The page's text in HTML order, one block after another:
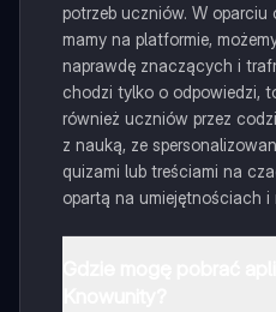
potrzeb uczniów. W oparciu
mamy na platformie,
naprawdę znaczących i
chodzi tylko o odpowiedzi,
również uczniów przez
z nauką, ze
quizami lub treściami na
opartą na umiejętnościach i